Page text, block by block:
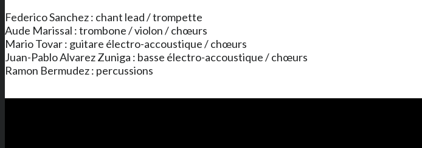
Federico Sanchez : chant lead / trompette
Aude Marissal : trombone / violon / chœurs
Mario Tovar : guitare électro-accoustique / chœurs
Juan-Pablo Alvarez Zuniga : basse électro-accoustique / chœurs
Ramon Bermudez : percussions